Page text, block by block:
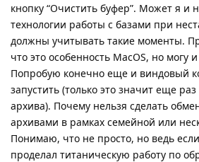
кнопку “Очистить буфер”. Может я и
технологии работы с базами при
должны учитывать такие моменты.
что это особенность MacOS, но могу
Попробую конечно еще и виндовый
запустить (только это значит еще
архива). Почему нельзя сделать
архивами в рамках семейной или
Понимаю, что не просто, но ведь
проделал титаническую работу по